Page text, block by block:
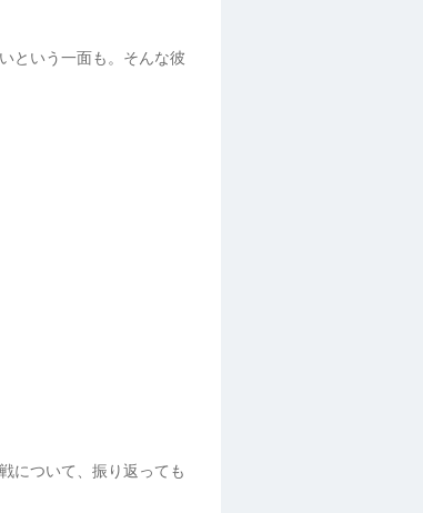
という一面も。そんな彼
について、振り返っても